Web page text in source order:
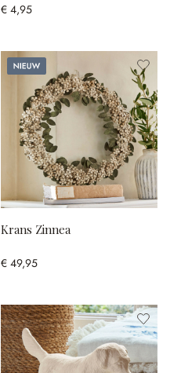
€ 4,95
Nieuw
Krans Zinnea
€ 49,95